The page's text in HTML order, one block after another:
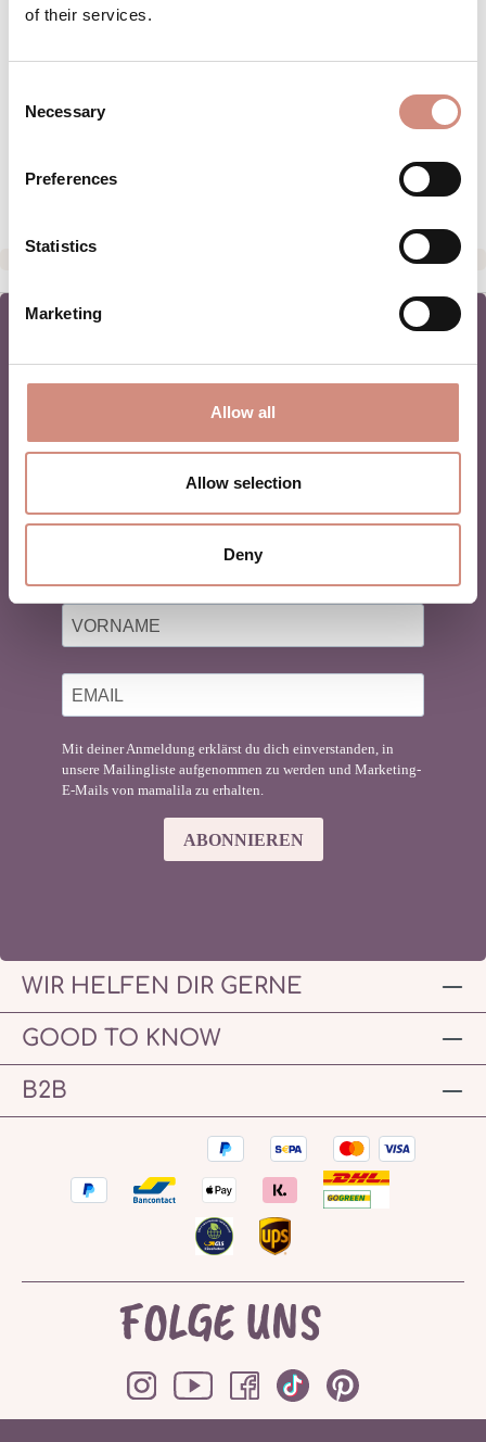
of their services.
Selection
Necessary
Preferences
Statistics
Marketing
Allow all
Allow selection
Deny
BESCHREIBUNG
durch die Schwangerschaft, die Tragezeit
BEWERTUNGEN
NEWSLETTER
BABYTRAGEN
Finde hier Inspiration für deinen Mama-Lifestyle!
Mit deiner Anmeldung erklärst du dich einverstanden, in
unsere Mailingliste aufgenommen zu werden und Marketing-
E-Mails von mamalila zu erhalten.
ABONNIEREN
WIR HELFEN DIR GERNE
GOOD TO KNOW
B2B
FOLGE UNS